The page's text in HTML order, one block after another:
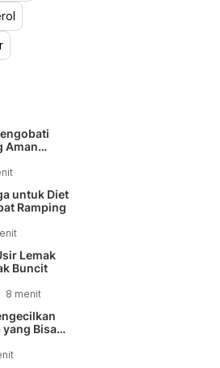
Aman
untuk Diet
Ramping
Lemak
Buncit
8 menit
yang Bisa